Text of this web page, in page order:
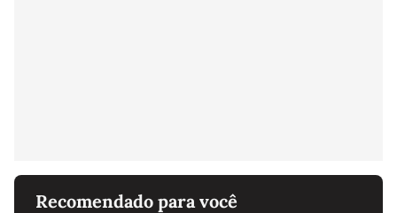
Recomendado para você